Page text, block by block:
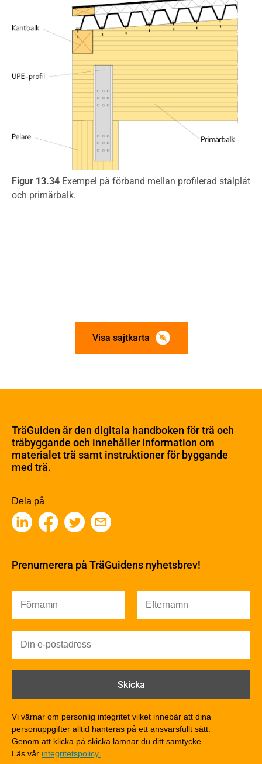
Figur 13.34 Exempel på förband mellan profilerad stålplåt
och primärbalk.
Visa sajtkarta
Skogsbruk
Barrträdets uppbyggnad
Träets egenskaper och kvalitet
Träbaserade produkter
Kemisk behandling
Fakta om Limträ
Värmeisolering och lufttäthet
Ljud
Brandsäkerhet
Brandsäkerhet
Brandförlopp i byggnader
Brandklasser för material och konstruktioner
Träkonstruktioners brandmotstånd
Detaljlösningar
Träytors brandegenskaper
Tekniska byten med sprinkler
Riskvärdering i flervåningsbostadshus
TräGuiden är den digitala handboken för trä och
träbyggande och innehåller information om
materialet trä samt instruktioner för byggande
med trä.
Dela på
Prenumerera på TräGuidens nyhetsbrev!
Vi värnar om personlig integritet vilket innebär att dina
personuppgifter alltid hanteras på ett ansvarsfullt sätt.
Genom att klicka på skicka lämnar du ditt samtycke.
Läs vår integritetspolicy.